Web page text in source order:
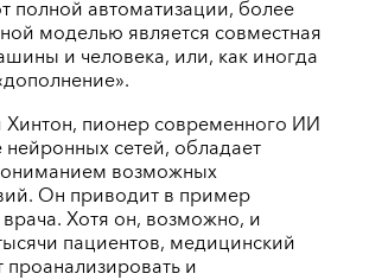
полной автоматизации, более
моделью является совместная
и человека, или, как иногда
пионер современного ИИ
нейронных сетей, обладает
возможных
Он приводит в пример
Хотя он, возможно, и
пациентов, медицинский
и